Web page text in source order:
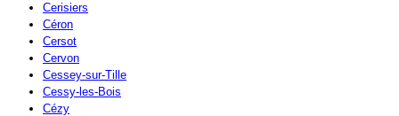
Cerisiers
Céron
Cersot
Cervon
Cessey-sur-Tille
Cessy-les-Bois
Cézy